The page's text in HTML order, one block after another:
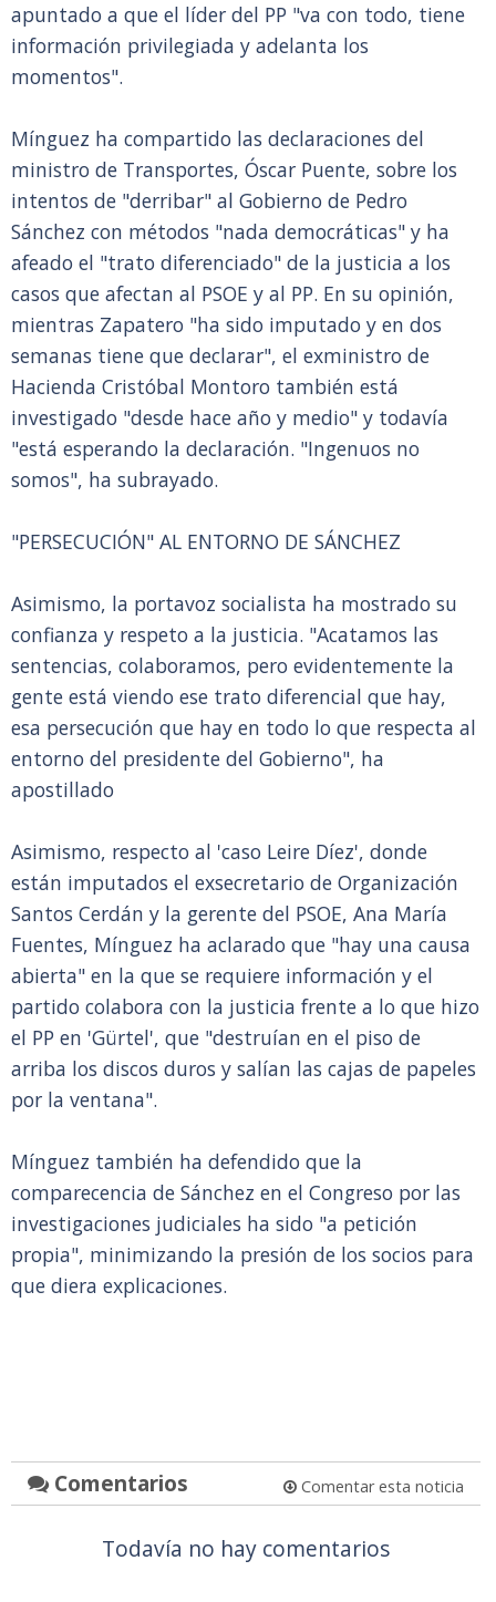
apuntado a que el líder del PP "va con todo, tiene
información privilegiada y adelanta los
momentos".
Mínguez ha compartido las declaraciones del
ministro de Transportes, Óscar Puente, sobre los
intentos de "derribar" al Gobierno de Pedro
Sánchez con métodos "nada democráticas" y ha
afeado el "trato diferenciado" de la justicia a los
casos que afectan al PSOE y al PP. En su opinión,
mientras Zapatero "ha sido imputado y en dos
semanas tiene que declarar", el exministro de
Hacienda Cristóbal Montoro también está
investigado "desde hace año y medio" y todavía
"está esperando la declaración. "Ingenuos no
somos", ha subrayado.
"PERSECUCIÓN" AL ENTORNO DE SÁNCHEZ
Asimismo, la portavoz socialista ha mostrado su
confianza y respeto a la justicia. "Acatamos las
sentencias, colaboramos, pero evidentemente la
gente está viendo ese trato diferencial que hay,
esa persecución que hay en todo lo que respecta al
entorno del presidente del Gobierno", ha
apostillado
Asimismo, respecto al 'caso Leire Díez', donde
están imputados el exsecretario de Organización
Santos Cerdán y la gerente del PSOE, Ana María
Fuentes, Mínguez ha aclarado que "hay una causa
abierta" en la que se requiere información y el
partido colabora con la justicia frente a lo que hizo
el PP en 'Gürtel', que "destruían en el piso de
arriba los discos duros y salían las cajas de papeles
por la ventana".
Mínguez también ha defendido que la
comparecencia de Sánchez en el Congreso por las
investigaciones judiciales ha sido "a petición
propia", minimizando la presión de los socios para
que diera explicaciones.
Comentarios Comentar esta noticia
Todavía no hay comentarios